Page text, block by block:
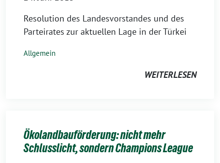
Resolution des Landesvorstandes und des
Parteirates zur aktuellen Lage in der Türkei
Allgemein
WEITERLESEN
Ökolandbauförderung: nicht mehr
Schlusslicht, sondern Champions League